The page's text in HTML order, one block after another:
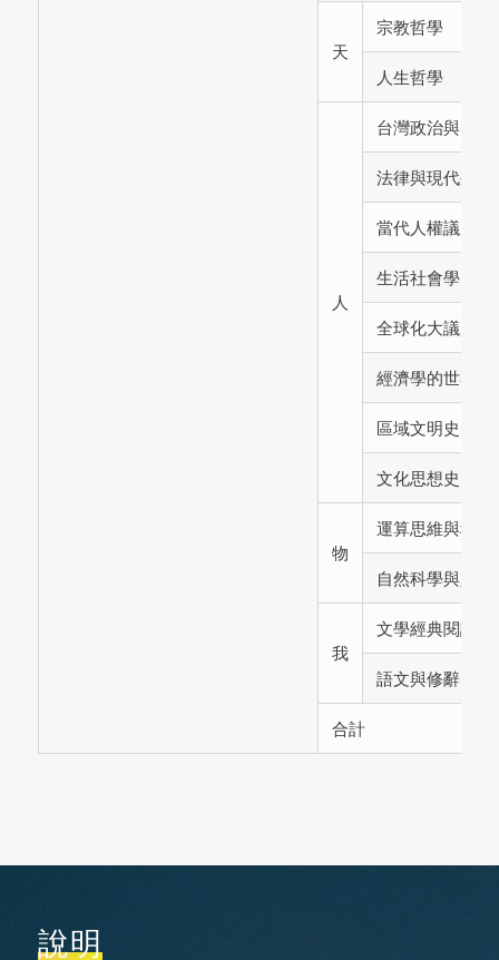
天
宗教哲學
人生哲學
人
台灣政治與民主
法律與現代生活
當代人權議題與
生活社會學
全球化大議題
經濟學的世界
區域文明史
文化思想史
物
運算思維與程式
自然科學與人工
我
文學經典閱讀
語文與修辭
合計
說明